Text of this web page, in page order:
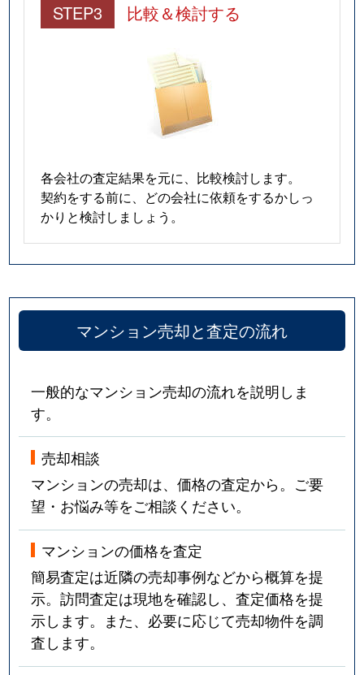
STEP3 比較＆検討する
各会社の査定結果を元に、比較検討します。
契約をする前に、どの会社に依頼をするかしっ
かりと検討しましょう。
マンション売却と査定の流れ
一般的なマンション売却の流れを説明しま
す。
売却相談
マンションの売却は、価格の査定から。ご要
望・お悩み等をご相談ください。
マンションの価格を査定
簡易査定は近隣の売却事例などから概算を提
示。訪問査定は現地を確認し、査定価格を提
示します。また、必要に応じて売却物件を調
査します。